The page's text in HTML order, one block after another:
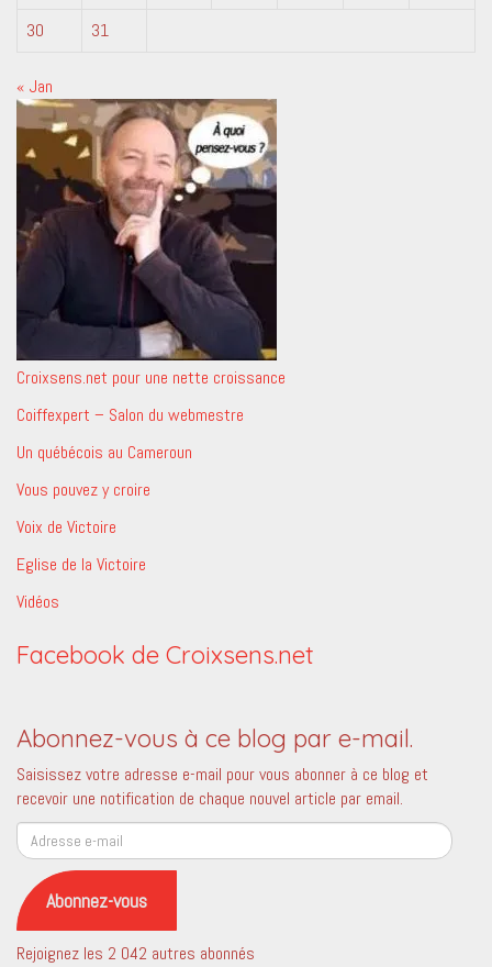
30
31
« Jan
Croixsens.net pour une nette croissance
Coiffexpert – Salon du webmestre
Un québécois au Cameroun
Vous pouvez y croire
Voix de Victoire
Eglise de la Victoire
Vidéos
Facebook de Croixsens.net
Abonnez-vous à ce blog par e-mail.
Saisissez votre adresse e-mail pour vous abonner à ce blog et
recevoir une notification de chaque nouvel article par email.
Adresse
e-
mail
Abonnez-vous
Rejoignez les 2 042 autres abonnés